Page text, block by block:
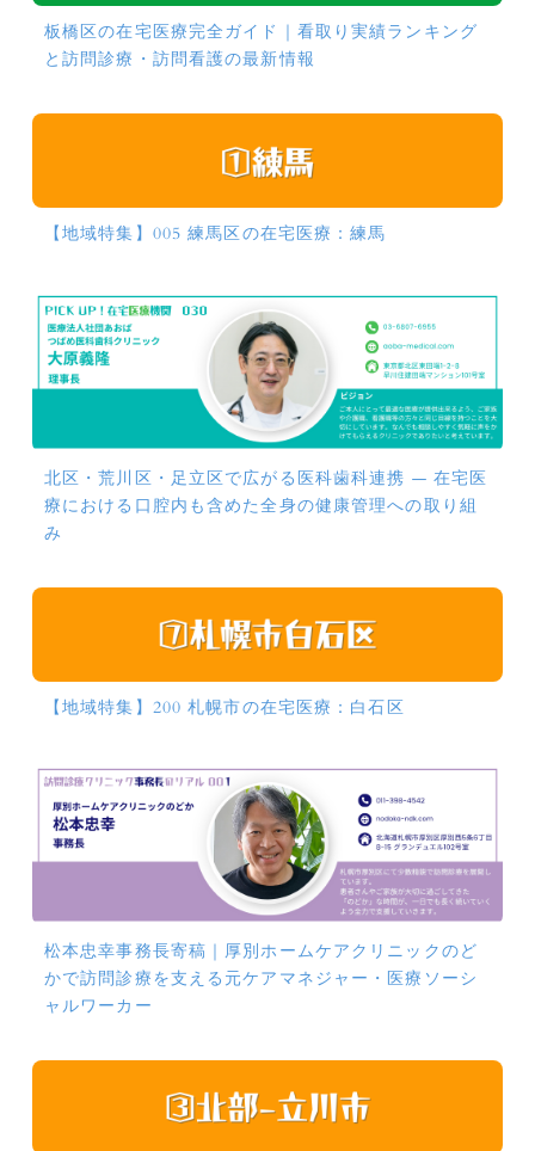
板橋区の在宅医療完全ガイド｜看取り実績ランキング
と訪問診療・訪問看護の最新情報
【地域特集】005 練馬区の在宅医療：練馬
北区・荒川区・足立区で広がる医科歯科連携 ― 在宅医
療における口腔内も含めた全身の健康管理への取り組
み
【地域特集】200 札幌市の在宅医療：白石区
松本忠幸事務長寄稿｜厚別ホームケアクリニックのど
かで訪問診療を支える元ケアマネジャー・医療ソーシ
ャルワーカー